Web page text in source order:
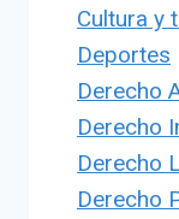
Cultura y
Deportes
Derecho
Derecho
Derecho
Derecho